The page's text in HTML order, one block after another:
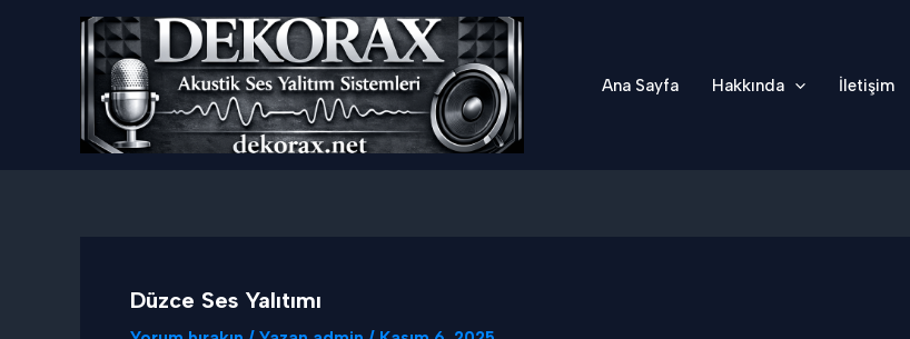
Ana Sayfa Hakkında İletişim
Düzce Ses Yalıtımı